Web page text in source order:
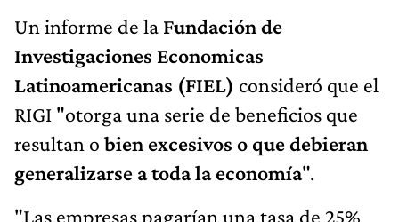
RIGI "otorga una serie de beneficios que
resultan o bien excesivos o que debieran
generalizarse a toda la economía
"Las empresas pagarían una tasa de 25%
en el impuesto a lasGanancias, se
beneficiarían con la amortización
acelerada de sus inversiones y el ajuste por